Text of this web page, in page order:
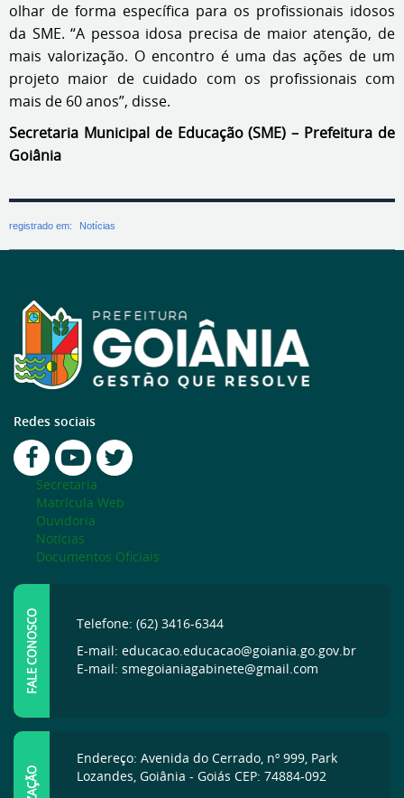
olhar de forma específica para os profissionais idosos
da SME. “A pessoa idosa precisa de maior atenção, de
mais valorização. O encontro é uma das ações de um
projeto maior de cuidado com os profissionais com
mais de 60 anos”, disse.
Secretaria Municipal de Educação (SME) – Prefeitura de
Goiânia
registrado em: Notícias
Redes sociais
Secretaria
Matrícula Web
Ouvidoria
Notícias
Documentos Oficiais
FALE CONOSCO
Telefone: (62) 3416-6344
E-mail: educacao.educacao@goiania.go.gov.br
E-mail: smegoianiagabinete@gmail.com
Endereço: Avenida do Cerrado, nº 999, Park
Lozandes, Goiânia - Goiás CEP: 74884-092